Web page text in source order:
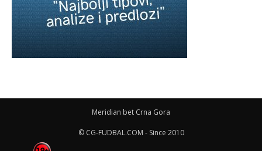
Meridian bet Crna Gora
© CG-FUDBAL.COM - Since 2010